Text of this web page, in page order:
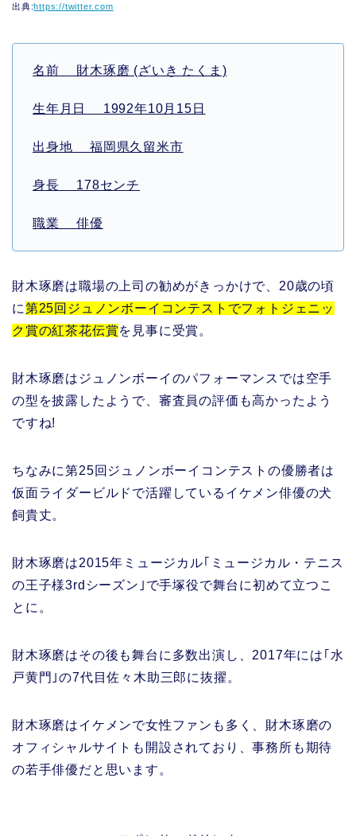
出典:https://twitter.com
名前 財木琢磨 (ざいき たくま)
生年月日 1992年10月15日
出身地 福岡県久留米市
身長 178センチ
職業 俳優
財木琢磨は職場の上司の勧めがきっかけで、20歳の頃
に第25回ジュノンボーイコンテストでフォトジェニッ
ク賞の紅茶花伝賞を見事に受賞。
財木琢磨はジュノンボーイのパフォーマンスでは空手
の型を披露したようで、審査員の評価も高かったよう
ですね!
ちなみに第25回ジュノンボーイコンテストの優勝者は
仮面ライダービルドで活躍しているイケメン俳優の犬
飼貴丈。
財木琢磨は2015年ミュージカル｢ミュージカル・テニス
の王子様3rdシーズン｣で手塚役で舞台に初めて立つこ
とに。
財木琢磨はその後も舞台に多数出演し、2017年には｢水
戸黄門｣の7代目佐々木助三郎に抜擢。
財木琢磨はイケメンで女性ファンも多く、財木琢磨の
オフィシャルサイトも開設されており、事務所も期待
の若手俳優だと思います。